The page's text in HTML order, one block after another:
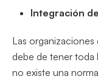
Integración
Las
debe de tener toda
no existe una